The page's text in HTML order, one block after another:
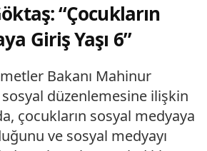
“Çocukların
Giriş Yaşı 6”
Bakanı Mahinur
düzenlemesine ilişkin
çocukların sosyal medyaya
ve sosyal medyayı